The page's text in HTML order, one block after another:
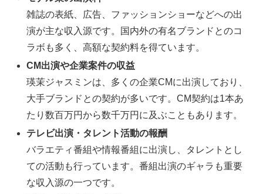
雑誌の表紙、広告、ファッションショーなどへの出
演が主な収入源です。国内外の有名ブランドとのコ
ラボも多く、高額な契約料を得ています。
CM出演や企業案件の収益
瑛茉ジャスミンは、多くの企業CMに出演しており、
大手ブランドとの契約が多いです。CM契約は1本あ
たり数百万円から数千万円に及ぶこともあります。
テレビ出演・タレント活動の報酬
バラエティ番組や情報番組に出演し、タレントとし
ての活動も行っています。番組出演のギャラも重要
な収入源の一つです。